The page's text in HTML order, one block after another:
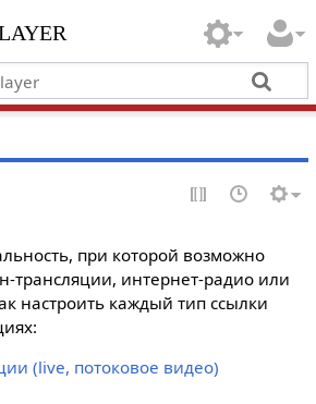
при которой возможно
трансляции, интернет-радио или
настроить каждый тип ссылки
(live, потоковое видео)